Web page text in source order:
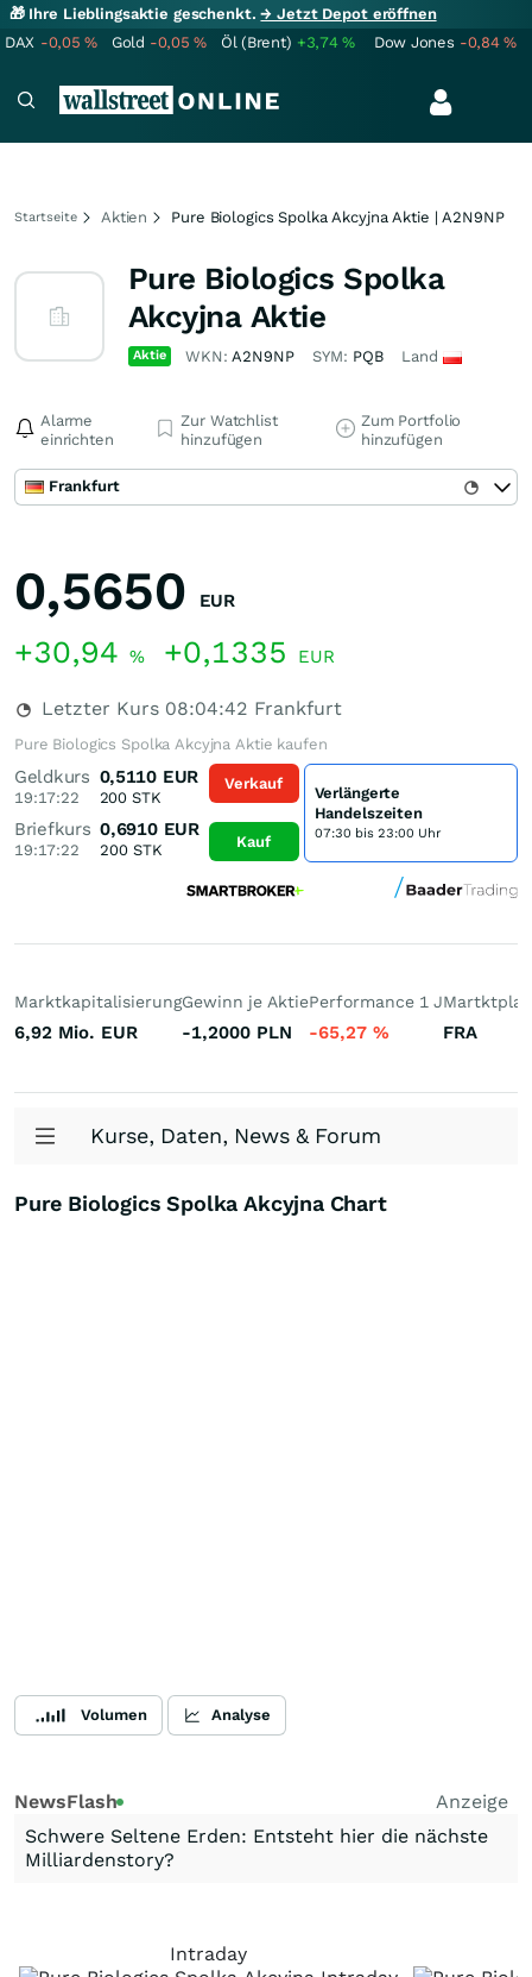
🎁 Ihre Lieblingsaktie geschenkt.→ Jetzt Depot eröffnen
DAX -0,05% Gold -0,05% Öl (Brent) +3,74% Dow Jones -0,84%
Startseite Aktien Pure Biologics Spolka Akcyjna Aktie | A2N9NP
Pure Biologics Spolka
Akcyjna Aktie
Aktie WKN:A2N9NP SYM: PQB Land
Alarme
einrichten
Zur Watchlist
hinzufügen
Zum Portfolio
hinzufügen
Frankfurt
0,5650 EUR
+30,94 % +0,1335 EUR
Letzter Kurs 08:04:42 Frankfurt
Pure Biologics Spolka Akcyjna Aktie kaufen
Geldkurs
19:17:22
0,5110 EUR
200 STK
Briefkurs
19:17:22
0,6910 EUR
200STK
Verkauf
Kauf
Verlängerte
Handelszeiten
07:30 bis 23:00 Uhr
Marktkapitalisierung
6,92 Mio. EUR
Gewinn je Aktie
-1,2000 PLN
Performance 1 J
-65,27 % FRA
Kurse, Daten, News & Forum
Pure Biologics Spolka Akcyjna Chart
Volumen Analyse
NewsFlash
Anzeige
Schwere Seltene Erden: Entsteht hier die nächste
Milliardenstory?
Intraday